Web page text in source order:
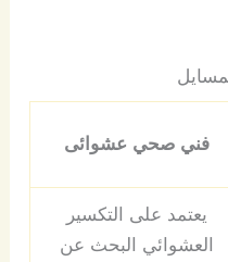
فني صحي عشوائى
يعتمد على التكسير
العشوائي البحث عن